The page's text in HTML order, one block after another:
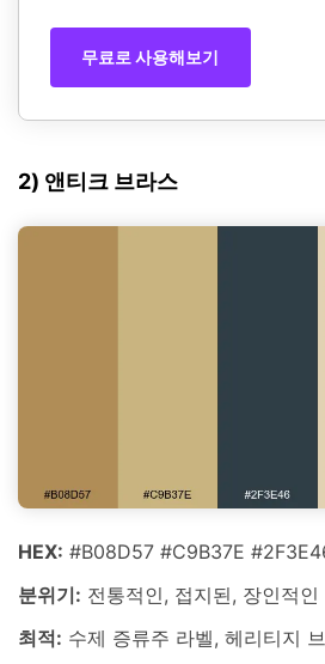
무료로 사용해보기
2) 앤티크 브라스
HEX: #B08D57 #C9B37E
분위기: 전통적인, 접지된, 장인적인
최적: 수제 증류주 라벨, 헤리티지